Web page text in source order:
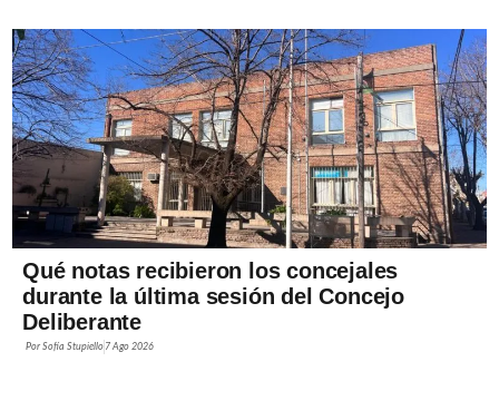
Qué notas recibieron los concejales
durante la última sesión del Concejo
Deliberante
PorSofía Stupiello 7 Ago 2026